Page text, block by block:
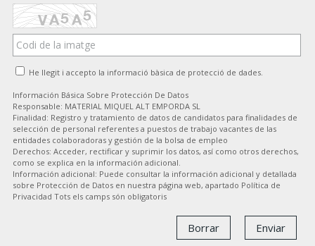
He llegit i accepto la informació bàsica de protecció de dades.
Información Básica Sobre Protección De Datos
Responsable: MATERIAL MIQUEL ALT EMPORDA SL
Finalidad: Registro y tratamiento de datos de candidatos para finalidades de
selección de personal referentes a puestos de trabajo vacantes de las
entidades colaboradoras y gestión de la bolsa de empleo
Derechos: Acceder, rectificar y suprimir los datos, así como otros derechos,
como se explica en la información adicional.
Información adicional: Puede consultar la información adicional y detallada
sobre Protección de Datos en nuestra página web, apartado Política de
Privacidad Tots els camps són obligatoris
Enviar
Borrar